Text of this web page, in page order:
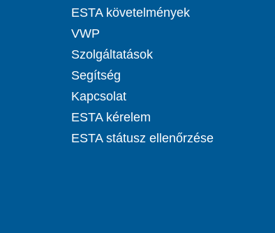
ESTA követelmények
VWP
Szolgáltatások
Segítség
Kapcsolat
ESTA kérelem
ESTA státusz ellenőrzése